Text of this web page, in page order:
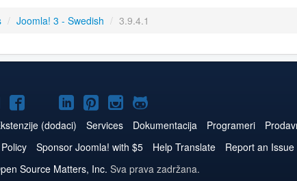
/ Joomla! 3 - Swedish / 3.9.4.1
Joomla!
na
Facebooku
Joomla!
na
YouTube
Joomla!
naLinkedIn
Joomla!
na
Pinterest
Joomla!
na
Instagram
Joomla!
na
GitHub
(dodaci) Services Dokumentacija Programeri
Sponsor Joomla! with $5 Help Translate Report an Issue
Source Matters, Inc. Sva prava zadržana.